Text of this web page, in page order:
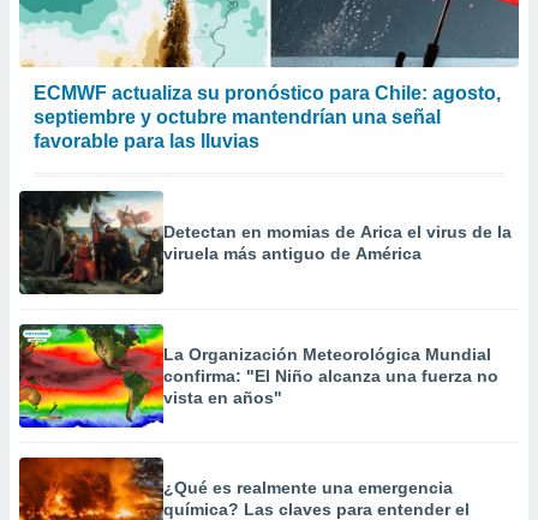
ECMWF actualiza su pronóstico para Chile: agosto,
septiembre y octubre mantendrían una señal
favorable para las lluvias
Detectan en momias de Arica el virus de la
viruela más antiguo de América
La Organización Meteorológica Mundial
confirma: "El Niño alcanza una fuerza no
vista en años"
¿Qué es realmente una emergencia
química? Las claves para entender el